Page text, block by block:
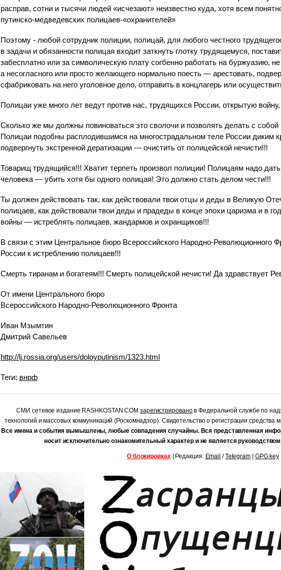
расправ, сотни и тысячи людей «исчезают» неизвестно куда, хотя всем
путинско-медведевских полицаев-«охранителей»
Поэтому - любой сотрудник полиции, полицай, для любого честного
в задачи и обязанности полицая входит заткнуть глотку трудящемуся,
забесплатно или за символическую плату согбенно работать на буржуазию,
а несогласного или просто желающего нормально поесть — арестовать,
сфабриковать на него уголовное дело, отправить в концлагерь или
Полицаи уже много лет ведут против нас, трудящихся России, открытую
Сколько же мы должны повиноваться это сволочи и позволять делать с собой
Полицаи подобны расплодившимся на многострадальном теле России диким
подвергнуть экстренной дератизации — очистить от полицейской нечисти!!!
Товарищ трудящийся!!! Хватит терпеть произвол полиции! Полицаям надо дать
человека — убить хотя бы одного полицая! Это должно стать делом чести!!!
Ты должен действовать так, как действовали твои отцы и деды в Великую
полицаев, как действовали твои деды и прадеды в конце эпохи царизма и в
войны — истреблять полицаев, жандармов и охранщиков!!!
В связи с этим Центральное бюро Всероссийского Народно-Революционного
России к истреблению полицаев!!!
Смерть тиранам и богатеям!!! Смерть полицейской нечисти! Да здравствует
От имени Центрального бюро
Всероссийского Народно-Революционного Фронта
Иван Мзымтин
Дмитрий Савельев
http://lj.rossia.org/users/doloyputinism/1323.html
Теги: внрф
СМИ сетевое издание RASHKOSTAN.COMзарегистрированов Федеральной службе по
технологий и массовых коммуникаций (Роскомнадзор). Свидетельство о регистрации средства
Все имена и события вымышлены, любые совпадения случайны. Вся представленная
носит исключительно ознакомительный характер и не является
О блокировках| Редакция: Email /Telegram| GPG key